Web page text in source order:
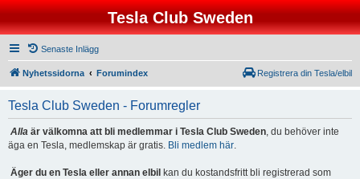
Tesla Club Sweden
Senaste Inlägg
Nyhetssidorna Forumindex Registrera din Tesla/elbil
Tesla Club Sweden - Forumregler
Alla är välkomna att bli medlemmar i Tesla Club Sweden, du behöver inte
äga en Tesla, medlemskap är gratis. Bli medlem här.
Äger du en Tesla eller annan elbil kan du kostandsfritt bli registrerad som